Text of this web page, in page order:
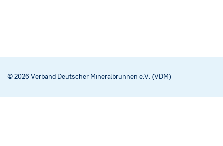
Cookie-Einstellungen
© 2026 Verband Deutscher Mineralbrunnen e.V. (VDM)